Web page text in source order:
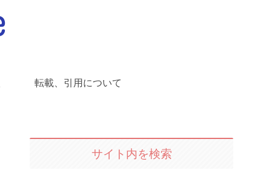
転載、引用について
サイト内を検索